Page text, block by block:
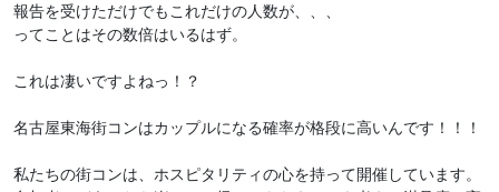
報告を受けただけでもこれだけの人数が、、、
ってことはその数倍はいるはず。
これは凄いですよねっ！？
名古屋東海街コンはカップルになる確率が格段に高いんです！！！
私たちの街コンは、ホスピタリティの心を持って開催しています。